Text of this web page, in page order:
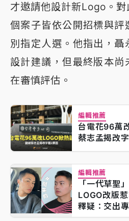
才邀請他設計新Logo。
個案子皆依公開招標與評
別指定人選。他指出，聶
設計建議，但最終版本尚
在審慎評估。
編輯推薦
台電花96萬
蔡志孟揭改
編輯推薦
「一代草聖
LOGO改版
釋疑：交出